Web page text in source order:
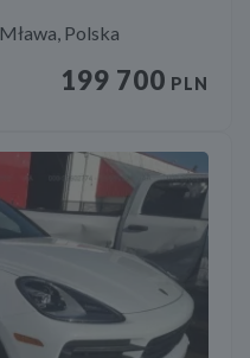
Polska
199 700 PLN